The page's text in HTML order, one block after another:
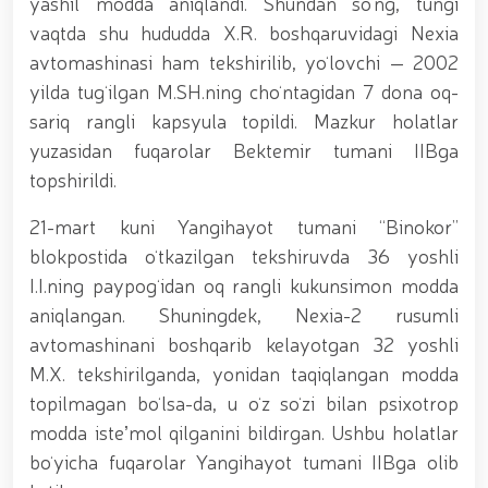
O‘zbekiston Milliy kino san'ati saroyida Milliy
gvardiya tizimidagi yoshlar bilan uchrashuv bo‘lib
o‘tdi. // Bayram kunlarida xavfsizlik toʻliq taʼminlandi
// Navroʻz shukuhi: otliq paradlar tashkil etildi //
“Navroʻzni ulugʻlash – insonni ulugʻlashdir!” shiori
ostida bayram sayli // Askarlar kasb-hunar
sertifikatlariga ega boʻldi // Qahramonlar xotirasi
yod etildi // Strandja turnirida Milliy gvardiya harbiy
xizmatchisi Navbahor Hamidova oltin medalni qoʻlga
kiritdi. // Iroda Ismoilova «Sodiq xizmatlari uchun»
medali bilan taqdirlandi. // O‘zbekiston Qurolli
Kuchlarida kibersport, dron va robot texnologiyalari
yo‘nalishlari rivojlantiriladi // Andijon viloyatida
Respublika ishchi guruhining yoshlar bilan uchrashuvi
tadbirlari doirasida muddatdi harbiy xizmatchilarga
sertifikatlar topshirildi. // Milliy gvardiya
qo‘mondoni, general-polkovnik B.Tashmatov
poytaxtimizdagi manzilli ishlari davomida yoshlar
bilan uchrashib, ular bilan ochiq muloqot o‘tkazdi. //
Farg‘ona viloyatida jinoyat sodir etishga moyil
shaxslar yashash manzillarida tezkor tadbirlar
vaqtda shu hududda X.R. boshqaruvidagi Nexia
avtomashinasi ham tekshirilib, yoʻlovchi — 2002
yilda tugʻilgan M.SH.ning choʻntagidan 7 dona oq-
sariq rangli kapsyula topildi. Mazkur holatlar
yuzasidan fuqarolar Bektemir tumani IIBga
topshirildi.
21-mart kuni Yangihayot tumani “Binokor”
blokpostida oʻtkazilgan tekshiruvda 36 yoshli
I.I.ning paypogʻidan oq rangli kukunsimon modda
aniqlangan. Shuningdek, Nexia-2 rusumli
avtomashinani boshqarib kelayotgan 32 yoshli
M.X. tekshirilganda, yonidan taqiqlangan modda
topilmagan boʻlsa-da, u oʻz soʻzi bilan psixotrop
modda isteʼmol qilganini bildirgan. Ushbu holatlar
boʻyicha fuqarolar Yangihayot tumani IIBga olib